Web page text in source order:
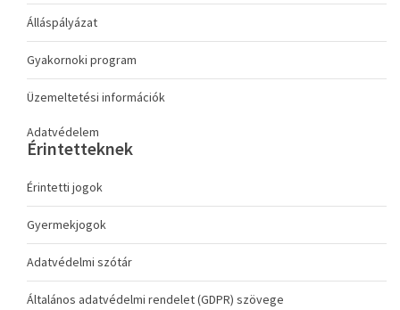
Álláspályázat
Gyakornoki program
Üzemeltetési információk
Adatvédelem
Érintetteknek
Érintetti jogok
Gyermekjogok
Adatvédelmi szótár
Általános adatvédelmi rendelet (GDPR) szövege